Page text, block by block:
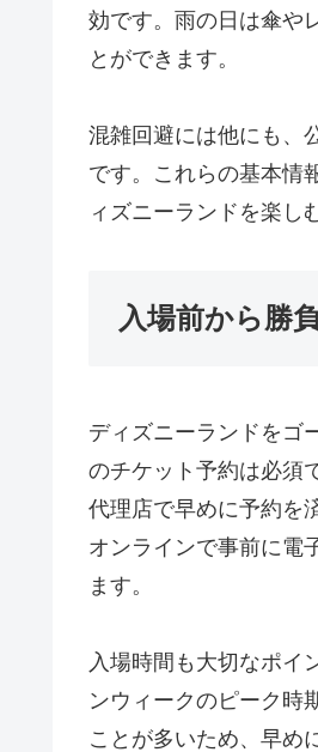
効です。雨の日は傘や
とができます。
混雑回避には他にも、
です。これらの基本情
ィズニーランドを楽し
入場前から勝
ディズニーランドをゴ
のチケット予約は必須
代理店で早めに予約を
オンラインで事前に電
ます。
入場時間も大切なポイ
ンウィークのピーク時
ことが多いため、早め